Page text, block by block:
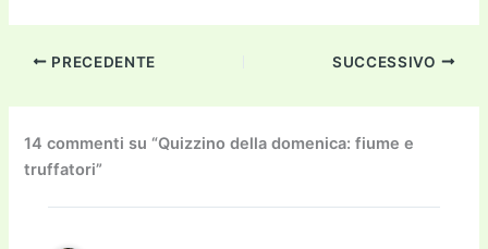
c
e
b
o
o
k
itt
er
ai
l
d
o
a
m
p
y
Li
n
k
e
dI
n
n
di
vi
di
PRECEDENTE SUCCESSIVO
14 commenti su “Quizzino della domenica: fiume e
truffatori”